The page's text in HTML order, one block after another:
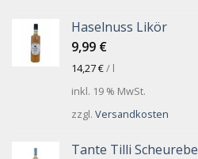
Haselnuss Likör
9,99 €
14,27€/ l
inkl. 19 % MwSt.
zzgl. Versandkosten
Tante Tilli Scheurebe